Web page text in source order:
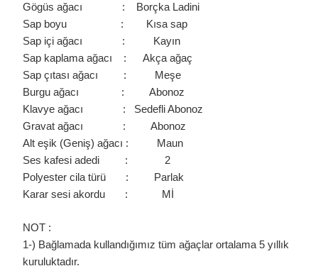
Gögüs ağacı : Borçka Ladini
Sap boyu : Kısa sap
Sap içi ağacı : Kayın
Sap kaplama ağacı : Akça ağaç
Sap çıtası ağacı : Meşe
Burgu ağacı : Abonoz
Klavye ağacı : Sedefli Abonoz
Gravat ağacı : Abonoz
Alt eşik (Geniş) ağacı : Maun
Ses kafesi adedi : 2
Polyester cila türü : Parlak
Karar sesi akordu : Mİ
NOT :
1-) Bağlamada kullandığımız tüm ağaçlar ortalama 5 yıllık
kuruluktadır.